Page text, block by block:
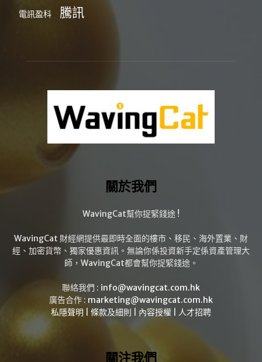
電訊盈科 騰訊
關於我們
WavingCat幫你捉緊錢途 !
WavingCat 財經網提供最即時全面的樓市、移民、海外置業、財
經、加密貨幣、獨家優惠資訊。無論你係投資新手定係資產管理大
師，WavingCat都會幫你捉緊錢途。
聯絡我們 : info@wavingcat.com.hk
廣告合作 : marketing@wavingcat.com.hk
私隱聲明
條款及細則 內容授權 人才招聘
關注我們